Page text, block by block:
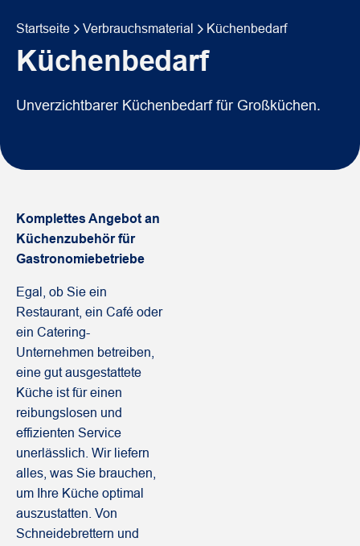
Startseite Verbrauchsmaterial Küchenbedarf
Küchenbedarf
Unverzichtbarer Küchenbedarf für Großküchen.
Komplettes Angebot an
Küchenzubehör für
Gastronomiebetriebe
Egal, ob Sie ein
Restaurant, ein Café oder
ein Catering-
Unternehmen betreiben,
eine gut ausgestattete
Küche ist für einen
reibungslosen und
effizienten Service
unerlässlich. Wir liefern
alles, was Sie brauchen,
um Ihre Küche optimal
auszustatten. Von
Schneidebrettern und